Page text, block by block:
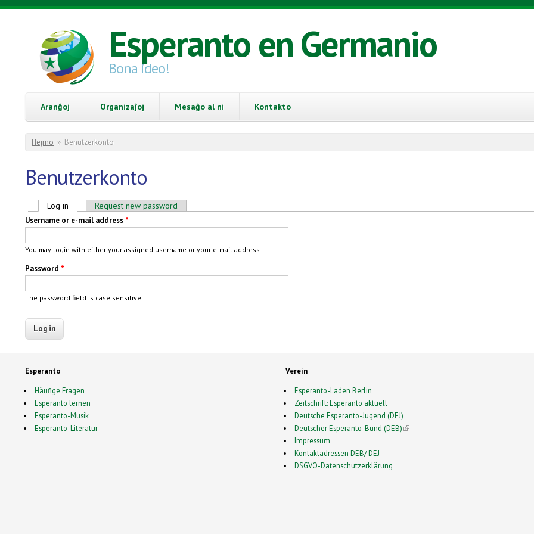
Skip to main content
Esperanto en Germanio
Bona ideo!
Aranĝoj Organizaĵoj Mesaĝo al ni Kontakto
You are here
Hejmo » Benutzerkonto
Benutzerkonto
Primary tabs
Log in (active tab)Request new password
Username or e-mail address *
You may login with either your assigned username or your e-mail address.
Password *
The password field is case sensitive.
Esperanto
Häufige Fragen
Esperanto lernen
Esperanto-Musik
Esperanto-Literatur
Verein
Esperanto-Laden Berlin
Zeitschrift: Esperanto aktuell
Deutsche Esperanto-Jugend (DEJ)
Deutscher Esperanto-Bund (DEB)(link is external)
Impressum
Kontaktadressen DEB/ DEJ
DSGVO-Datenschutzerklärung